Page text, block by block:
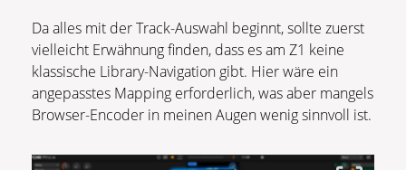
Da alles mit der Track-Auswahl beginnt, sollte zuerst
vielleicht Erwähnung finden, dass es am Z1 keine
klassische Library-Navigation gibt. Hier wäre ein
angepasstes Mapping erforderlich, was aber mangels
Browser-Encoder in meinen Augen wenig sinnvoll ist.